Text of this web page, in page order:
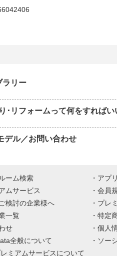
ラリー
･リフォームって何をすればい
デル／お問い合わせ
ーム検索
ムサービス
検討の企業様へ
一覧
せ
全般について
ミアムサービスについて
アプ
会員
プレ
特定
個人
ソー